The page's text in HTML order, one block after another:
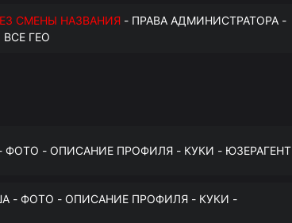
СМЕНЫ НАЗВАНИЯ - ПРАВА АДМИНИСТРАТОРА -
ГЕО
- ФОТО - ОПИСАНИЕ ПРОФИЛЯ - КУКИ - ЮЗЕРАГЕНТ
- ФОТО - ОПИСАНИЕ ПРОФИЛЯ - КУКИ -